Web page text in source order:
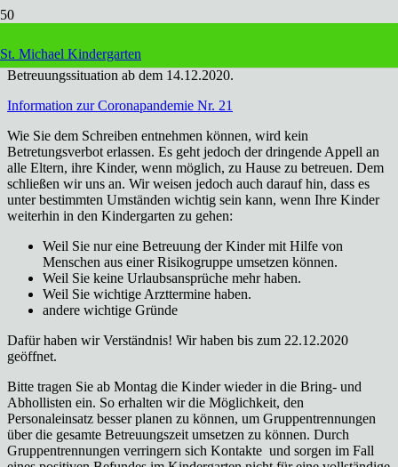
St. Michael Kindergarten
Sie erhalten die Informationen des Familienministeriums zur
Betreuungssituation ab dem 14.12.2020.
Information zur Coronapandemie Nr. 21
Wie Sie dem Schreiben entnehmen können, wird kein
Betretungsverbot erlassen. Es geht jedoch der dringende Appell an
alle Eltern, ihre Kinder, wenn möglich, zu Hause zu betreuen. Dem
schließen wir uns an. Wir weisen jedoch auch darauf hin, dass es
unter bestimmten Umständen wichtig sein kann, wenn Ihre Kinder
weiterhin in den Kindergarten zu gehen:
Weil Sie nur eine Betreuung der Kinder mit Hilfe von
Menschen aus einer Risikogruppe umsetzen können.
Weil Sie keine Urlaubsansprüche mehr haben.
Weil Sie wichtige Arzttermine haben.
andere wichtige Gründe
Dafür haben wir Verständnis! Wir haben bis zum 22.12.2020
geöffnet.
Bitte tragen Sie ab Montag die Kinder wieder in die Bring- und
Abhollisten ein. So erhalten wir die Möglichkeit, den
Personaleinsatz besser planen zu können, um Gruppentrennungen
über die gesamte Betreuungszeit umsetzen zu können. Durch
Gruppentrennungen verringern sich Kontakte und sorgen im Fall